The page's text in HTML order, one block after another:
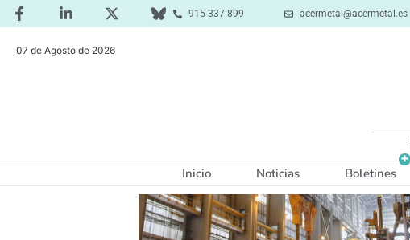
915 337 899 acermetal@acermetal.es
07 de Agosto de 2026
Inicio Noticias Boletines